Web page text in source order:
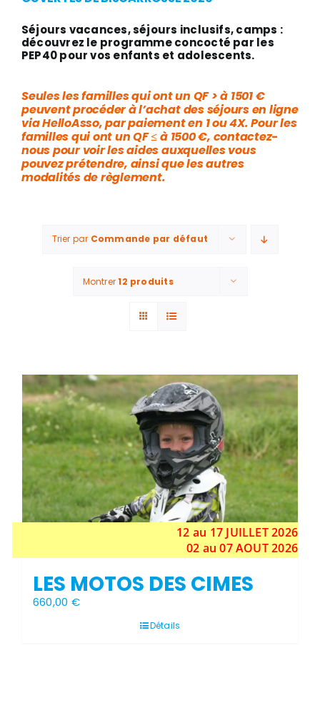
Séjours vacances, séjours inclusifs, camps :
découvrez le programme concocté par les
PEP40 pour vos enfants et adolescents.
Seules les familles qui ont un QF > à 1501 €
peuvent procéder à l’achat des séjours en ligne
via HelloAsso, par paiement en 1 ou 4X. Pour les
familles qui ont un QF ≤ à 1500 €, contactez-
nous pour voir les aides auxquelles vous
pouvez prétendre, ainsi que les autres
modalités de règlement.
Trier par Commande par défaut
Montrer12 produits
12 au 17 JUILLET2026
02 au 07 AOUT 2026
LES MOTOS DES CIMES
660,00 €
Détails